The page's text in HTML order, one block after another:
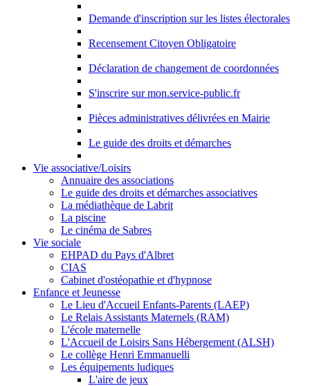
Demande d'inscription sur les listes électorales
Recensement Citoyen Obligatoire
Déclaration de changement de coordonnées
S'inscrire sur mon.service-public.fr
Pièces administratives délivrées en Mairie
Le guide des droits et démarches
Vie associative/Loisirs
Annuaire des associations
Le guide des droits et démarches associatives
La médiathèque de Labrit
La piscine
Le cinéma de Sabres
Vie sociale
EHPAD du Pays d'Albret
CIAS
Cabinet d'ostéopathie et d'hypnose
Enfance et Jeunesse
Le Lieu d'Accueil Enfants-Parents (LAEP)
Le Relais Assistants Maternels (RAM)
L'école maternelle
L'Accueil de Loisirs Sans Hébergement (ALSH)
Le collège Henri Emmanuelli
Les équipements ludiques
L'aire de jeux